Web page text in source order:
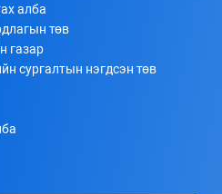
алба
төв
газар
сургалтын нэгдсэн төв